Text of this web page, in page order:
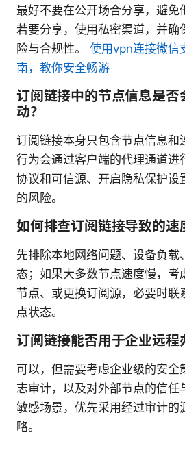
最好不要在公开场合分享，避免
若要分享，使用私密渠道，并确
险与合规性。 使用vpn连接微信
南，教你安全畅游
订阅链接中的节点信息是否
动？
订阅链接本身只包含节点信息和
行为会通过客户端的代理通道进
协议和可信源、开启隐私保护设
的风险。
如何排查订阅链接导致的速
先排除本地网络问题、设备负载
态；如果大多数节点速度慢，考
节点、或更换订阅源，必要时联
点状态。
订阅链接能否用于企业远程
可以，但需要考虑企业级的安全
志审计，以及对外部节点的信任
敏感场景，优先采用经过审计的
略。